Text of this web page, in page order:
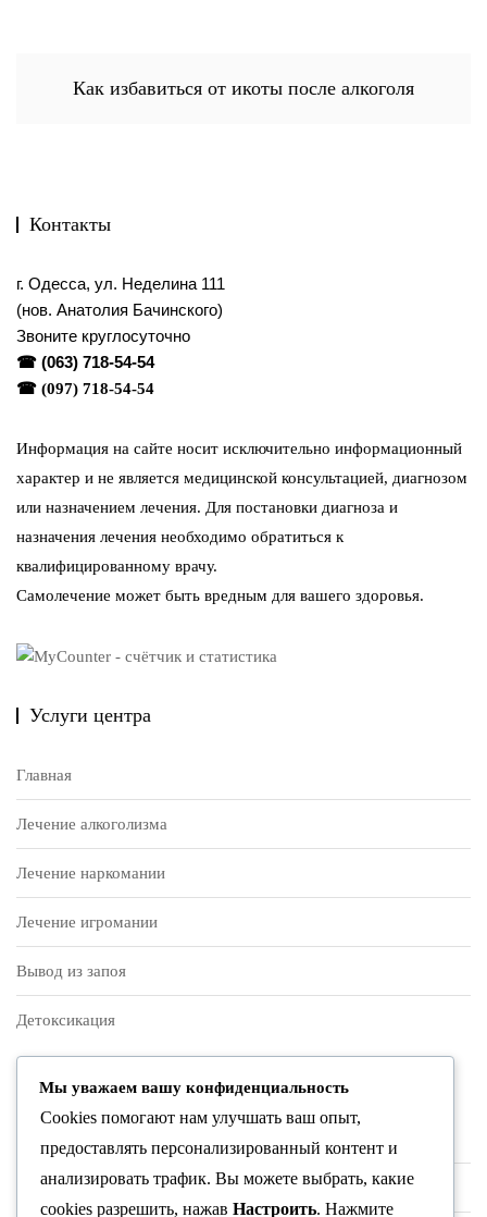
Как избавиться от икоты после алкоголя
Контакты
г. Одесса, ул. Неделина 111
(нов. Анатолия Бачинского)
Звоните круглосуточно
☎ (063) 718-54-54
☎ (097) 718-54-54
Информация на сайте носит исключительно информационный
характер и не является медицинской консультацией, диагнозом
или назначением лечения. Для постановки диагноза и
назначения лечения необходимо обратиться к
квалифицированному врачу.
Самолечение может быть вредным для вашего здоровья.
Услуги центра
Главная
Лечение алкоголизма
Лечение наркомании
Лечение игромании
Вывод из запоя
Детоксикация
О нас
Врачи и специалисты
Мы уважаем вашу конфиденциальность
Cookies помогают нам улучшать ваш опыт,
предоставлять персонализированный контент и
анализировать трафик. Вы можете выбрать, какие
cookies разрешить, нажав Настроить. Нажмите